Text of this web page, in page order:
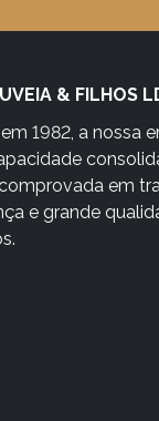
& FILHOS
1982, a nossa
em
e grande